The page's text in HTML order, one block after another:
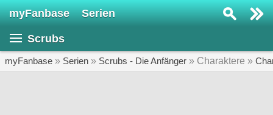
myFanbase Serien
Scrubs
myFanbase » Serien » Scrubs - Die Anfänger » Charaktere »
SERIEN